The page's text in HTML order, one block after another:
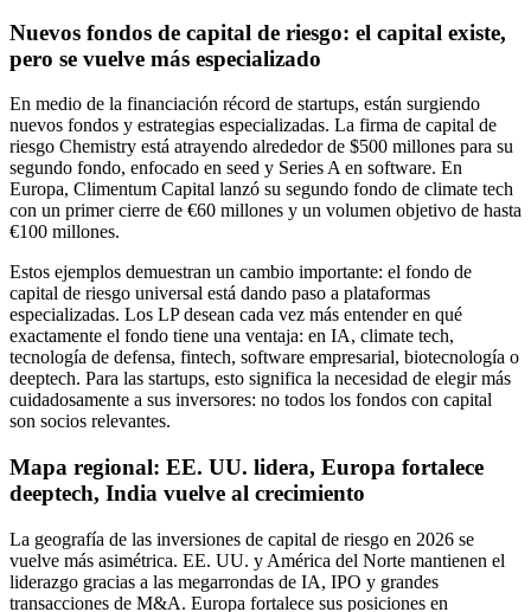
Nuevos fondos de capital de riesgo: el capital existe,
pero se vuelve más especializado
En medio de la financiación récord de startups, están surgiendo
nuevos fondos y estrategias especializadas. La firma de capital de
riesgo Chemistry está atrayendo alrededor de $500 millones para su
segundo fondo, enfocado en seed y Series A en software. En
Europa, Climentum Capital lanzó su segundo fondo de climate tech
con un primer cierre de €60 millones y un volumen objetivo de hasta
€100 millones.
Estos ejemplos demuestran un cambio importante: el fondo de
capital de riesgo universal está dando paso a plataformas
especializadas. Los LP desean cada vez más entender en qué
exactamente el fondo tiene una ventaja: en IA, climate tech,
tecnología de defensa, fintech, software empresarial, biotecnología o
deeptech. Para las startups, esto significa la necesidad de elegir más
cuidadosamente a sus inversores: no todos los fondos con capital
son socios relevantes.
Mapa regional: EE. UU. lidera, Europa fortalece
deeptech, India vuelve al crecimiento
La geografía de las inversiones de capital de riesgo en 2026 se
vuelve más asimétrica. EE. UU. y América del Norte mantienen el
liderazgo gracias a las megarrondas de IA, IPO y grandes
transacciones de M&A. Europa fortalece sus posiciones en